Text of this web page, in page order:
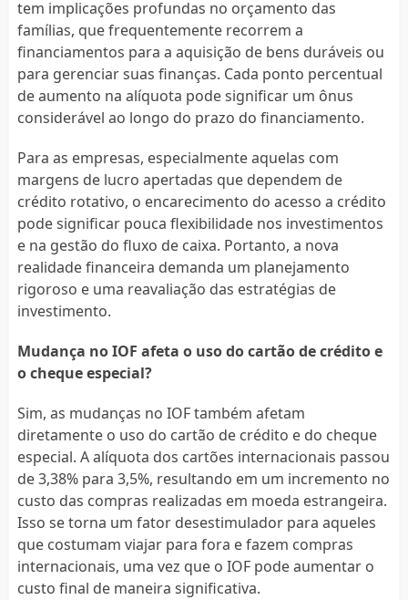
tem implicações profundas no orçamento das
famílias, que frequentemente recorrem a
financiamentos para a aquisição de bens duráveis ou
para gerenciar suas finanças. Cada ponto percentual
de aumento na alíquota pode significar um ônus
considerável ao longo do prazo do financiamento.
Para as empresas, especialmente aquelas com
margens de lucro apertadas que dependem de
crédito rotativo, o encarecimento do acesso a crédito
pode significar pouca flexibilidade nos investimentos
e na gestão do fluxo de caixa. Portanto, a nova
realidade financeira demanda um planejamento
rigoroso e uma reavaliação das estratégias de
investimento.
Mudança no IOF afeta o uso do cartão de crédito e
o cheque especial?
Sim, as mudanças no IOF também afetam
diretamente o uso do cartão de crédito e do cheque
especial. A alíquota dos cartões internacionais passou
de 3,38% para 3,5%, resultando em um incremento no
custo das compras realizadas em moeda estrangeira.
Isso se torna um fator desestimulador para aqueles
que costumam viajar para fora e fazem compras
internacionais, uma vez que o IOF pode aumentar o
custo final de maneira significativa.